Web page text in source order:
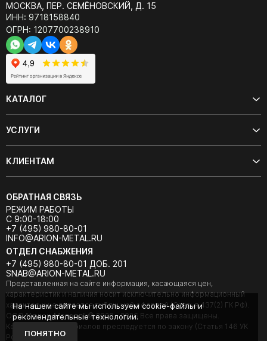
МОСКВА, ПЕР. СЕМЁНОВСКИЙ, Д. 15
ИНН: 9718158840
ОГРН: 1207700238910
КАТАЛОГ
УСЛУГИ
КЛИЕНТАМ
ОБРАТНАЯ СВЯЗЬ
РЕЖИМ РАБОТЫ
С 9:00-18:00
+7 (495) 980-80-01
INFO@ARION-METAL.RU
ОТДЕЛ СНАБЖЕНИЯ
+7 (495) 980-80-01 ДОБ. 201
SNAB@ARION-METAL.RU
Представленная на сайте информация, касающаяся цен,
характеристик и наличия носит исключительно информационный
характер и не является публичной офертой (Статья 437(2) ГК РФ).
ООО "Арион-Металл" © 2020 - 2026 Все права защищены.
Копирование материалов преследуется по закону (Статья 146 УК
РФ).
На нашем сайте мы используем cookie-файлы и
рекомендательные технологии.
ПОНЯТНО